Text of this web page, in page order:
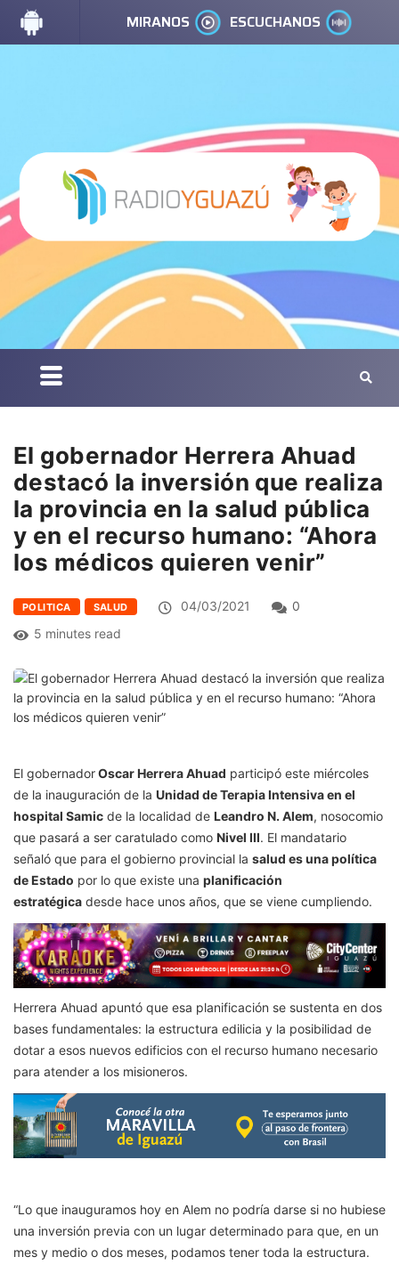
MIRANOS ESCUCHANOS
El gobernador Herrera Ahuad
destacó la inversión que realiza
la provincia en la salud pública
y en el recurso humano: “Ahora
los médicos quieren venir”
POLITICA SALUD 04/03/2021
0
5 minutes read
El gobernadorOscar Herrera Ahuad participó este miércoles
de la inauguración de la Unidad de Terapia Intensiva en el
hospital Samic de la localidad de Leandro N. Alem, nosocomio
que pasará a ser caratulado como Nivel III. El mandatario
señaló que para el gobierno provincial la salud es una política
de Estado por lo que existe una planificación
estratégica desde hace unos años, que se viene cumpliendo.
Herrera Ahuad apuntó que esa planificación se sustenta en dos
bases fundamentales: la estructura edilicia y la posibilidad de
dotar a esos nuevos edificios con el recurso humano necesario
para atender a los misioneros.
“Lo que inauguramos hoy en Alem no podría darse si no hubiese
una inversión previa con un lugar determinado para que, en un
mes y medio o dos meses, podamos tener toda la estructura.